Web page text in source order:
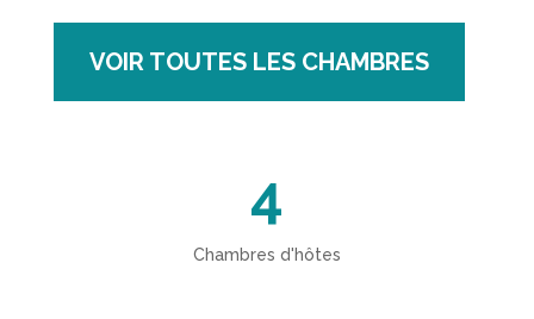
VOIR TOUTES LES CHAMBRES
4
Chambres d'hôtes